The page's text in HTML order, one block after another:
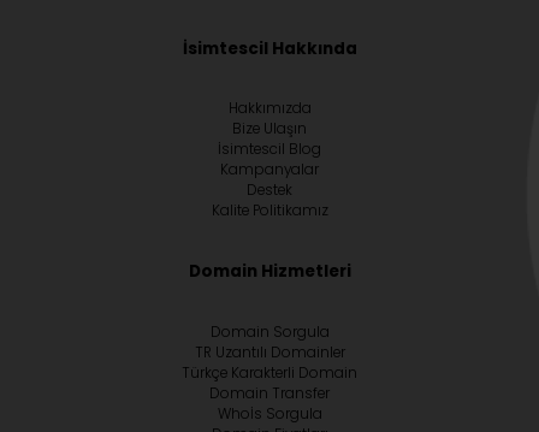
İsimtescil Hakkında
Hakkımızda
Bize Ulaşın
İsimtescil Blog
Kampanyalar
Destek
Kalite Politikamız
Domain Hizmetleri
Domain Sorgula
TR Uzantılı Domainler
Türkçe Karakterli Domain
Domain Transfer
Whoİs Sorgula